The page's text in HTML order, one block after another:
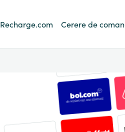
Recharge.com Cerere de